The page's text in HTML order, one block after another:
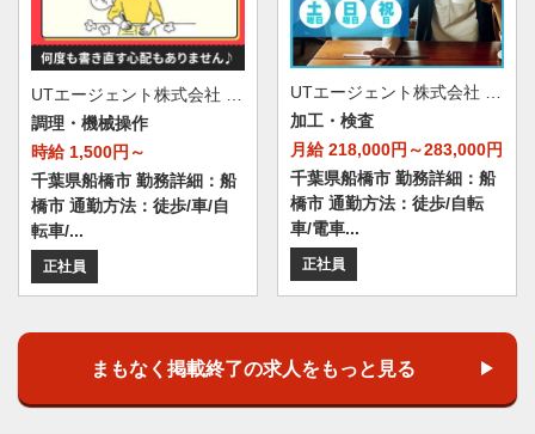
調理・機械操作
時給 1,500円～
千葉県船橋市 勤務詳細：船
橋市 通勤方法：徒歩/車/自
転車/...
正社員
加工・検査
月給 218,000円～283,000円
千葉県船橋市 勤務詳細：船
橋市 通勤方法：徒歩/自転
車/電車...
正社員
まもなく掲載終了の求人をもっと見る